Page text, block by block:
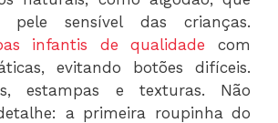
pele sensível das crianças.
infantis de qualidade com
evitando botões difíceis.
estampas e texturas. Não
a primeira roupinha do